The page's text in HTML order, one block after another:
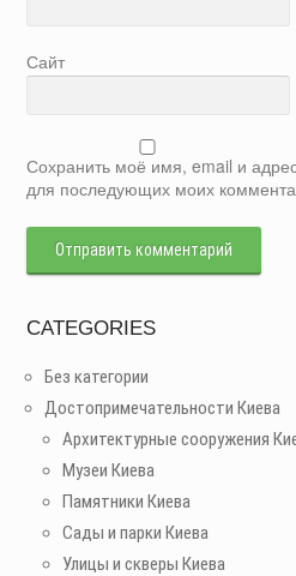
Сайт
Сохранить моё имя, email и
для последующих моих
CATEGORIES
Без категории
Достопримечательности Киева
Архитектурные сооружения
Музеи Киева
Памятники Киева
Сады и парки Киева
Улицы и скверы Киева